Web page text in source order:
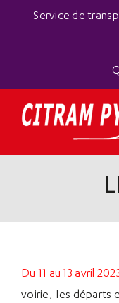
Service de
Du 11 au 13 avril
voirie, les départs
Panneau de gestion